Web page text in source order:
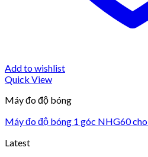
Add to wishlist
Quick View
Máy đo độ bóng
Máy đo độ bóng 1 góc NHG60
Latest